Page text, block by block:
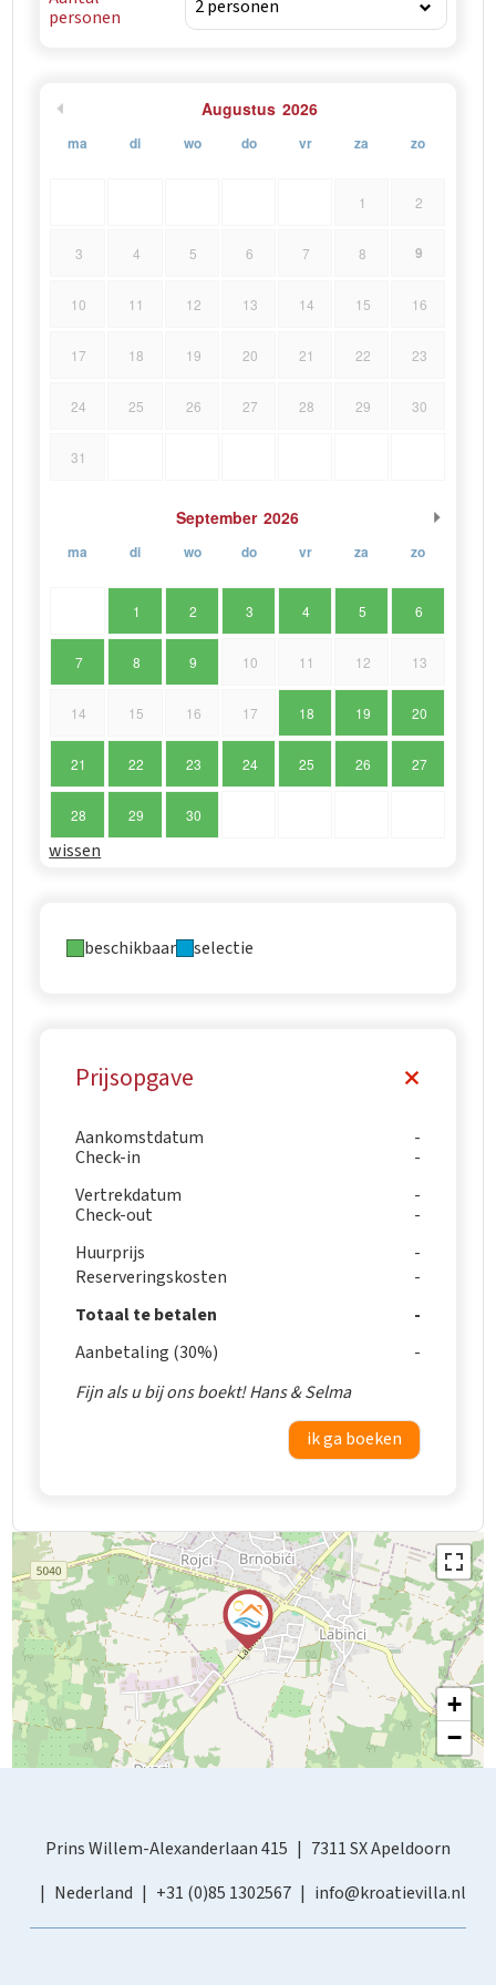
personen
Augustus 2026
ma di wo do vr za zo
1 2
3 4 5 6 7 8 9
10 11 12 13 14 15 16
17 18 19 20 21 22 23
24 25 26 27 28 29 30
31
September 2026
ma di wo do vr za zo
1 2 3 4 5 6
7 8 9 10 11 12 13
14 15 16 17 18 19 20
21 22 23 24 25 26 27
28 29 30
wissen
beschikbaar selectie
Prijsopgave
Aankomstdatum
Check-in
Vertrekdatum
Check-out
Huurprijs
Reserveringskosten
Totaal te betalen
Aanbetaling (30%)
Fijn als u bij ons boekt! Hans & Selma
ik ga boeken
+
−
Prins Willem-Alexanderlaan 415
7311 SX Apeldoorn
Nederland
+31 (0)85 1302567 info@kroatievilla.nl